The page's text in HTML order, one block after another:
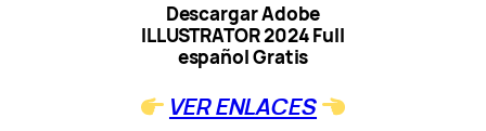
Descargar Adobe
ILLUSTRATOR 2024 Full
español Gratis
VER ENLACES